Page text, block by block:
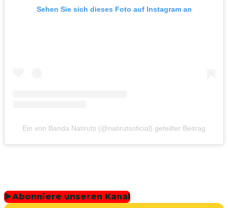
Sehen Sie sich dieses Foto auf Instagram an
Ein von Banda Natiruts (@natirutsoficial) geteilter Beitrag
▶Abonniere unseren Kanal